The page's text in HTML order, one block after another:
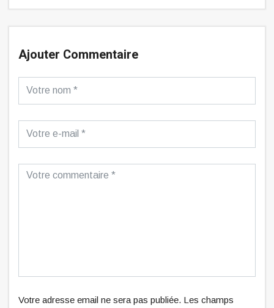
Ajouter Commentaire
Votre adresse email ne sera pas publiée. Les champs